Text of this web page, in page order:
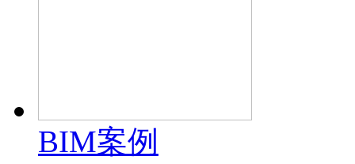
BIM案例